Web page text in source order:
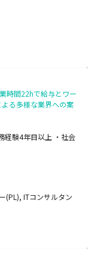
時間22hで給与とワー
る多様な業界への案
経験4年目以上 ・社会
(PL), ITコンサルタン